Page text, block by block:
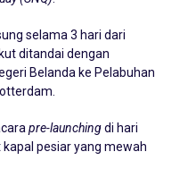
selama 3 hari dari
ditandai dengan
Belanda ke Pelabuhan
pre-launchingdi hari
pesiar yang mewah